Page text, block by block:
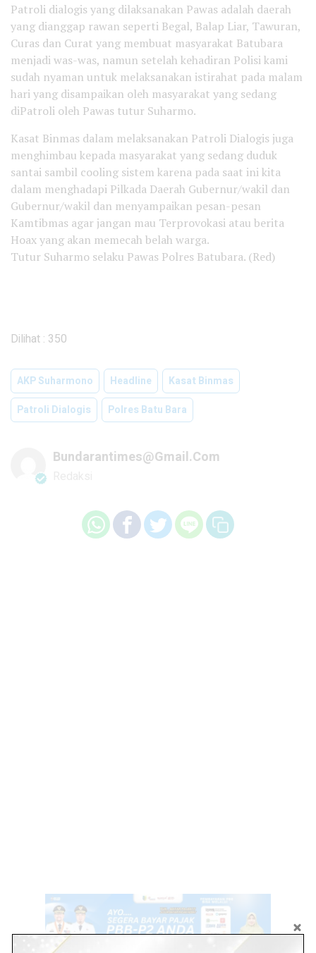
Patroli dialogis yang dilaksanakan Pawas adalah daerah
yang dianggap rawan seperti Begal, Balap Liar, Tawuran,
Curas dan Curat yang membuat masyarakat Batubara
menjadi was-was, namun setelah kehadiran Polisi kami
sudah nyaman untuk melaksanakan istirahat pada malam
hari yang disampaikan oleh masyarakat yang sedang
diPatroli oleh Pawas tutur Suharmo.
Kasat Binmas dalam melaksanakan Patroli Dialogis juga
menghimbau kepada masyarakat yang sedang duduk
santai sambil cooling sistem karena pada saat ini kita
dalam menghadapi Pilkada Daerah Gubernur/wakil dan
Gubernur/wakil dan menyampaikan pesan-pesan
Kamtibmas agar jangan mau Terprovokasi atau berita
Hoax yang akan memecah belah warga.
Tutur Suharmo selaku Pawas Polres Batubara. (Red)
Dilihat : 350
AKP Suharmono Headline
Kasat Binmas
Patroli Dialogis
Polres Batu Bara
Bundarantimes@gmail.com